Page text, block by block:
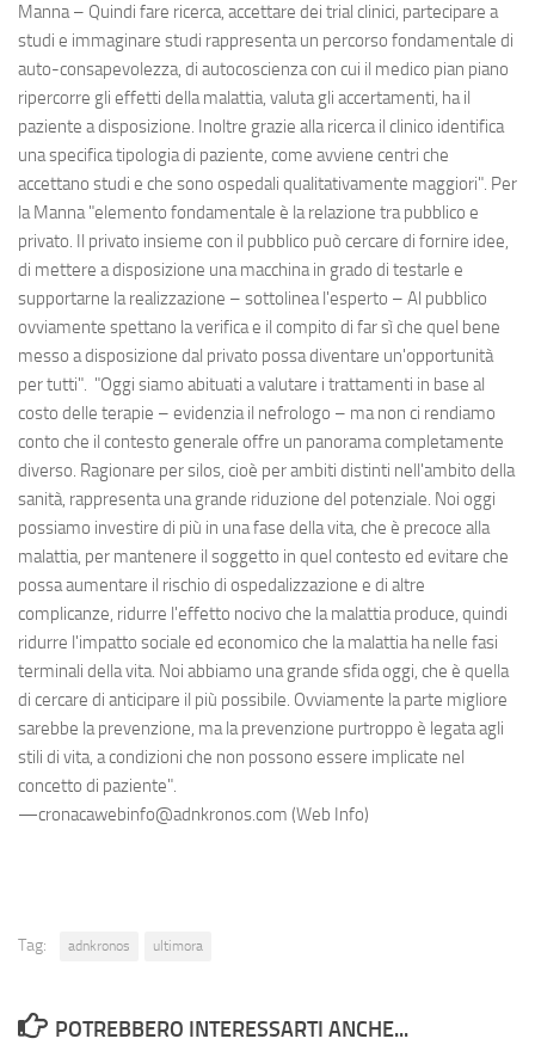
Manna – Quindi fare ricerca, accettare dei trial clinici, partecipare a
studi e immaginare studi rappresenta un percorso fondamentale di
auto-consapevolezza, di autocoscienza con cui il medico pian piano
ripercorre gli effetti della malattia, valuta gli accertamenti, ha il
paziente a disposizione. Inoltre grazie alla ricerca il clinico identifica
una specifica tipologia di paziente, come avviene centri che
accettano studi e che sono ospedali qualitativamente maggiori". Per
la Manna "elemento fondamentale è la relazione tra pubblico e
privato. Il privato insieme con il pubblico può cercare di fornire idee,
di mettere a disposizione una macchina in grado di testarle e
supportarne la realizzazione – sottolinea l'esperto – Al pubblico
ovviamente spettano la verifica e il compito di far sì che quel bene
messo a disposizione dal privato possa diventare un'opportunità
per tutti". "Oggi siamo abituati a valutare i trattamenti in base al
costo delle terapie – evidenzia il nefrologo – ma non ci rendiamo
conto che il contesto generale offre un panorama completamente
diverso. Ragionare per silos, cioè per ambiti distinti nell'ambito della
sanità, rappresenta una grande riduzione del potenziale. Noi oggi
possiamo investire di più in una fase della vita, che è precoce alla
malattia, per mantenere il soggetto in quel contesto ed evitare che
possa aumentare il rischio di ospedalizzazione e di altre
complicanze, ridurre l'effetto nocivo che la malattia produce, quindi
ridurre l'impatto sociale ed economico che la malattia ha nelle fasi
terminali della vita. Noi abbiamo una grande sfida oggi, che è quella
di cercare di anticipare il più possibile. Ovviamente la parte migliore
sarebbe la prevenzione, ma la prevenzione purtroppo è legata agli
stili di vita, a condizioni che non possono essere implicate nel
concetto di paziente".
—cronacawebinfo@adnkronos.com (Web Info)
Tag: adnkronos ultimora
POTREBBERO INTERESSARTI ANCHE...